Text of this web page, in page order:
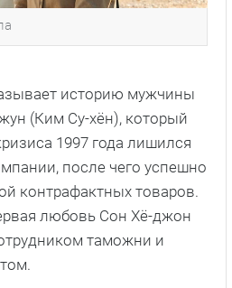
историю мужчины
(Ким Су-хён), который
1997 года лишился
после чего успешно
контрафактных товаров.
любовь Сон Хё-джон
таможни и